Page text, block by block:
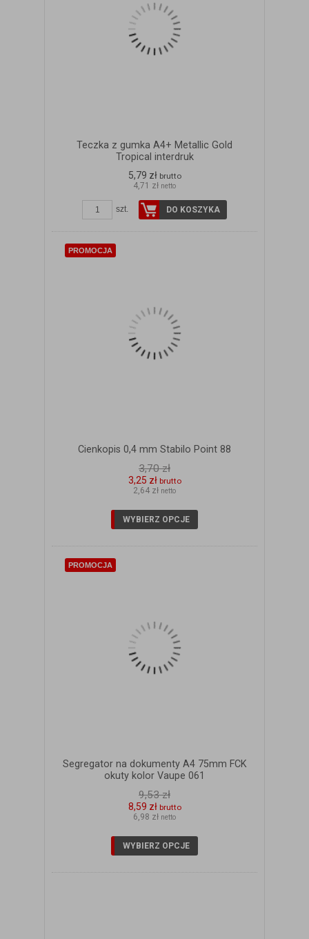
Teczka z gumka A4+ Metallic Gold
Tropical interdruk
5,79 zł brutto
4,71 zł netto
szt. DO KOSZYKA
PROMOCJA
Cienkopis 0,4 mm Stabilo Point 88
3,70 zł
3,25 zł brutto
2,64 zł netto
WYBIERZ OPCJE
PROMOCJA
Segregator na dokumenty A4 75mm FCK
okuty kolor Vaupe 061
9,53 zł
8,59 zł brutto
6,98 zł netto
WYBIERZ OPCJE